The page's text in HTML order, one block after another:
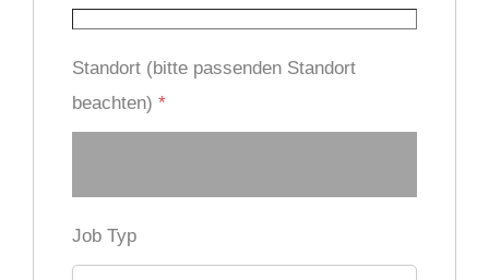
Standort (bitte passenden Standort
beachten) *
Job Typ